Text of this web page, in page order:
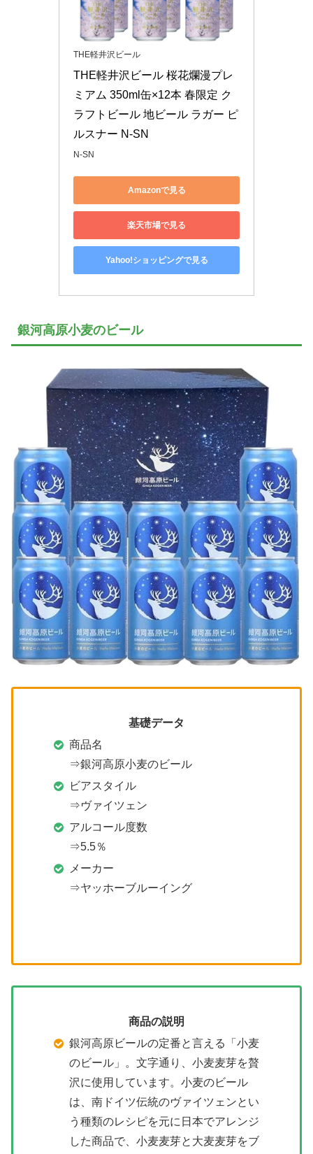
THE軽井沢ビール
THE軽井沢ビール 桜花爛漫プレ
ミアム 350ml缶×12本 春限定 ク
ラフトビール 地ビール ラガー ピ
ルスナー N-SN
N-SN
Amazonで見る
楽天市場で見る
Yahoo!ショッピングで見る
銀河高原小麦のビール
基礎データ
商品名
⇒銀河高原小麦のビール
ビアスタイル
⇒ヴァイツェン
アルコール度数
⇒5.5％
メーカー
⇒ヤッホーブルーイング
商品の説明
銀河高原ビールの定番と言える「小麦
のビール」。文字通り、小麦麦芽を贅
沢に使用しています。小麦のビール
は、南ドイツ伝統のヴァイツェンとい
う種類のレシピを元に日本でアレンジ
した商品で、小麦麦芽と大麦麦芽をブ